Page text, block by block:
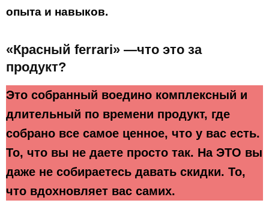
опыта и навыков.
«Красный ferrari» —что это за
продукт?
Это собранный воедино комплексный и
длительный по времени продукт, где
собрано все самое ценное, что у вас есть.
То, что вы не даете просто так. На ЭТО вы
даже не собираетесь давать скидки. То,
что вдохновляет вас самих.